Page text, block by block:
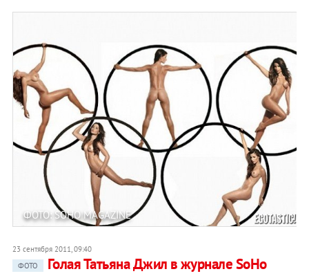
ФОТО: SOHO MAGAZINE
23 сентября 2011, 09:40
ФОТО
Голая Татьяна Джил в журнале SoHo